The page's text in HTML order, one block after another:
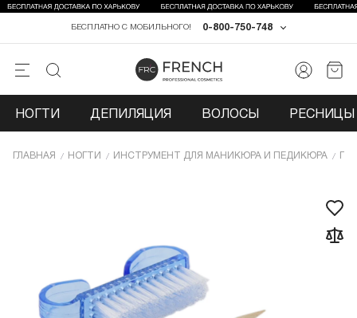
0-800-750-748
БЕСПЛАТНО С МОБИЛЬНОГО!
НОГТИ ДЕПИЛЯЦИЯ ВОЛОСЫ РЕСНИЦЫ
ГЛАВНАЯ НОГТИ ИНCТРУМЕНТ ДЛЯ МАНИКЮРА И ПЕДИКЮРА